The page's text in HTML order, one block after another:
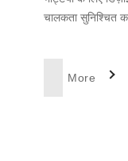
चालकता सुनिश्चित
More